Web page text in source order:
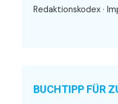
Redaktionskodex ·
BUCHTIPP FÜR